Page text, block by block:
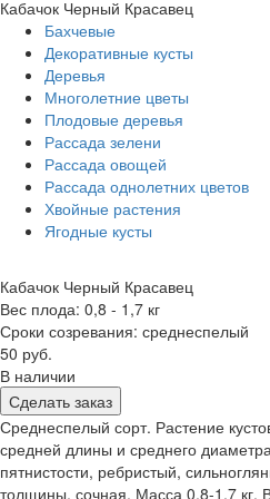
Кабачок Черный Красавец
Бахчевые
Декоративные кусты
Деревья
Многолетние цветы
Плодовые деревья
Рассада зелени
Рассада овощей
Рассада однолетних цветов
Хвойные растения
Ягодные кусты
Кабачок Черный Красавец
Вес плода: 0,8 - 1,7 кг
Сроки созревания: среднеспелый
50 руб.
В наличии
Сделать заказ
Среднеспелый сорт. Растение
средней длины и среднего
пятнистости, ребристый,
толщины, сочная. Масса 0,8-1,7 кг.